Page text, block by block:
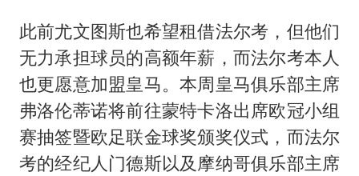
此前尤文图斯也希望租借法尔考，但他们
无力承担球员的高额年薪，而法尔考本人
也更愿意加盟皇马。本周皇马俱乐部主席
弗洛伦蒂诺将前往蒙特卡洛出席欧冠小组
赛抽签暨欧足联金球奖颁奖仪式，而法尔
考的经纪人门德斯以及摩纳哥俱乐部主席